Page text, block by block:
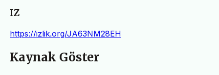
IZ
https://izlik.org/JA63NM28EH
Kaynak Göster